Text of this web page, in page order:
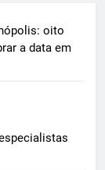
oito
a data em